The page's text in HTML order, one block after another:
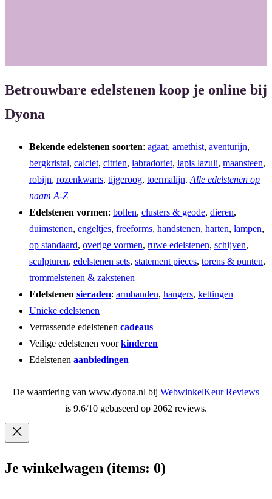
Betrouwbare edelstenen koop je online bij
Dyona
Bekende edelstenen soorten: agaat, amethist, aventurijn,
bergkristal, calciet, citrien, labradoriet, lapis lazuli, maansteen,
robijn, rozenkwarts, tijgeroog, toermalijn. Alle edelstenen op
naam A-Z
Edelstenen vormen: bollen, clusters & geode, dieren,
duimstenen, engeltjes, freeforms, handstenen, harten, lampen,
op standaard, overige vormen, ruwe edelstenen, schijven,
sculpturen, edelstenen sets, statement pieces, torens & punten,
trommelstenen & zakstenen
Edelstenen sieraden: armbanden, hangers, kettingen
Unieke edelstenen
Verrassende edelstenen cadeaus
Veilige edelstenen voorkinderen
Edelstenen aanbiedingen
De waardering van www.dyona.nl bij WebwinkelKeur Reviews
is 9.6/10 gebaseerd op 2062 reviews.
Je winkelwagen (items: 0)